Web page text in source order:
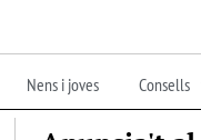
Nens i joves Consells